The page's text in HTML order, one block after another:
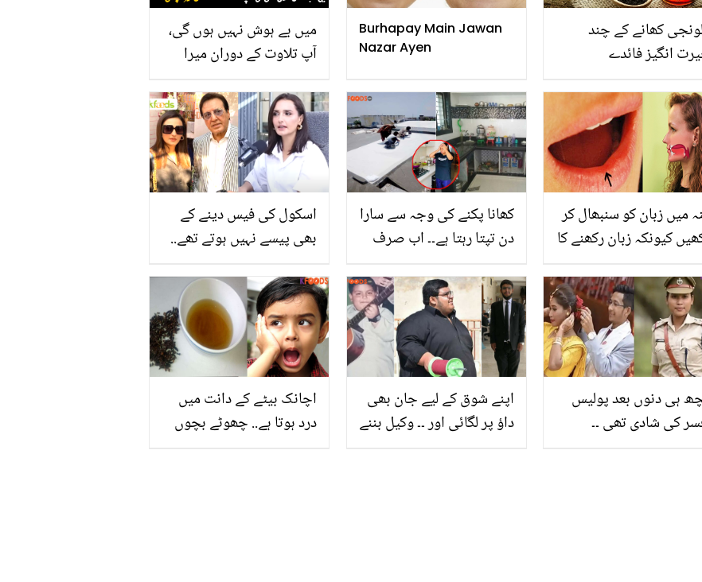
میں بے ہوش نہیں ہوں گی،
آپ تلاوت کے دوران میرا
بیمار لوگوں کے ساتھ
اسپتال میں کیا معجزہ ہوا
جس نے ڈاکٹروں کی آنکھیں
نم کر دیں؟
Burhapay Main Jawan
Nazar Ayen
کھانے کے چند
انگیز فائدے
اسکول کی فیس دینے کے
بھی پیسے نہیں ہوتے تھے..
کے باوجود مومل نے غربت
کی زندگی کیوں دیکھی؟
کھانا پکنے کی وجہ سے سارا
دن تپتا رہتا ہے۔۔ اب صرف
میں کچن کو ٹھنڈا کرنے کا
یہ طریقہ آزمائیں
میں زبان کو سنبھال کر
کیونکہ زبان رکھنے کا
بھی ہو سکتا ہے؟
اچانک بیٹے کے دانت میں
درد ہوتا ہے.. چھوٹے بچوں
اپنے شوق کے لیے جان بھی
داؤ پر لگائی اور ۔۔ وکیل بننے
ہی دنوں بعد پولیس
کی شادی تھی ۔۔